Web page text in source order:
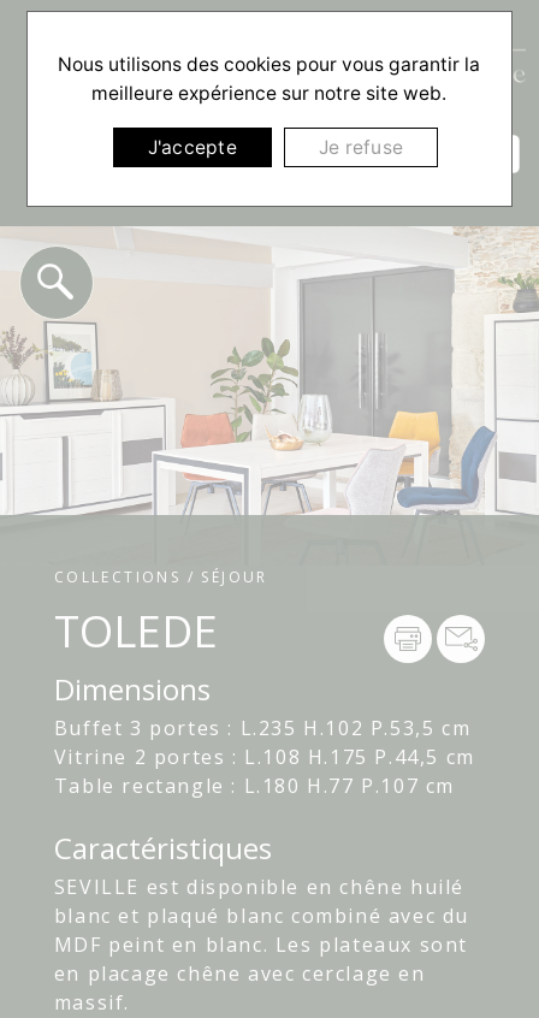
☰
COLLECTIONS / SÉJOUR
TOLEDE
Dimensions
Buffet 3 portes : L.235 H.102 P.53,5 cm
Vitrine 2 portes : L.108 H.175 P.44,5 cm
Table rectangle : L.180 H.77 P.107 cm
Caractéristiques
SEVILLE est disponible en chêne huilé
blanc et plaqué blanc combiné avec du
MDF peint en blanc. Les plateaux sont
en placage chêne avec cerclage en
massif.
Nous utilisons des cookies pour vous garantir la
meilleure expérience sur notre site web.
J'accepte Je refuse